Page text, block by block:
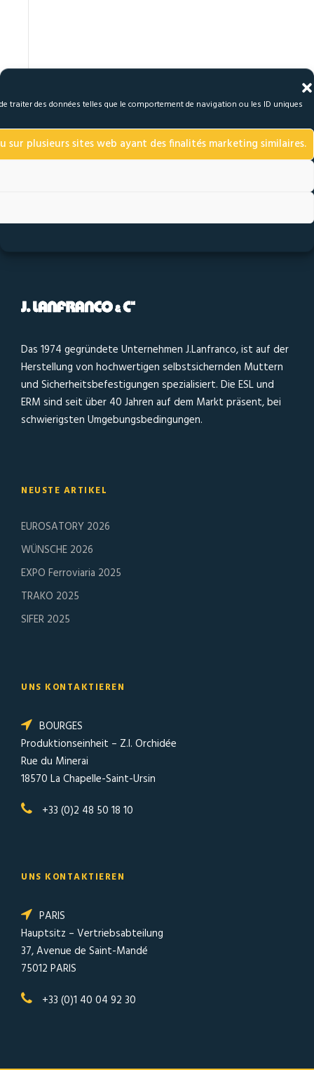
traiter des données telles que le comportement de navigation ou les ID uniques
plusieurs sites web ayant des finalités marketing similaires.
Das 1974 gegründete Unternehmen J.Lanfranco, ist auf der
Herstellung von hochwertigen selbstsichernden Muttern
und Sicherheitsbefestigungen spezialisiert. Die ESL und
ERM sind seit über 40 Jahren auf dem Markt präsent, bei
schwierigsten Umgebungsbedingungen.
NEUSTE ARTIKEL
EUROSATORY 2026
WÜNSCHE 2026
EXPO Ferroviaria 2025
TRAKO 2025
SIFER 2025
UNS KONTAKTIEREN
BOURGES
Produktionseinheit – Z.I. Orchidée
Rue du Minerai
18570 La Chapelle-Saint-Ursin
+33 (0)2 48 50 18 10
UNS KONTAKTIEREN
PARIS
Hauptsitz – Vertriebsabteilung
37, Avenue de Saint-Mandé
75012 PARIS
+33 (0)1 40 04 92 30